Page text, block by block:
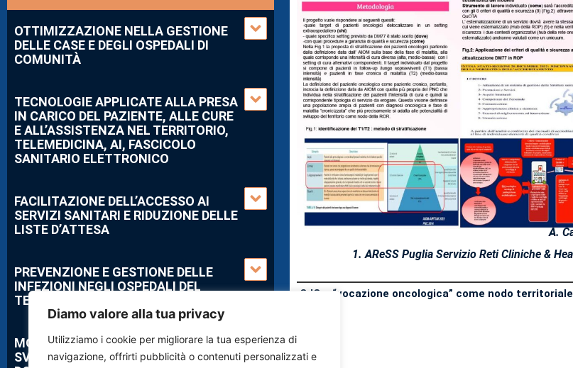
Diamo valore alla tua privacy
Utilizziamo i cookie per migliorare la tua esperienza di
navigazione, offrirti pubblicità o contenuti personalizzati e
OTTIMIZZAZIONE NELLA GESTIONE
DELLE CASE E DEGLI OSPEDALI DI
COMUNITÀ
TECNOLOGIE APPLICATE ALLA PRESA
IN CARICO DEL PAZIENTE, ALLE CURE
E ALL’ASSISTENZA NEL TERRITORIO,
TELEMEDICINA, AI, FASCICOLO
SANITARIO ELETTRONICO
FACILITAZIONE DELL’ACCESSO AI
SERVIZI SANITARI E RIDUZIONE DELLE
LISTE D’ATTESA
PREVENZIONE E GESTIONE DELLE
INFEZIONI NEGLI OSPEDALI DEL
TERRITORIO
MODELLI EFFICIENTI PER LO
SVILUPPO DELL’ASSISTENZA
A.
1. AReSS Puglia Servizio Reti Cliniche &
CdC a “vocazione oncologica” come nodo